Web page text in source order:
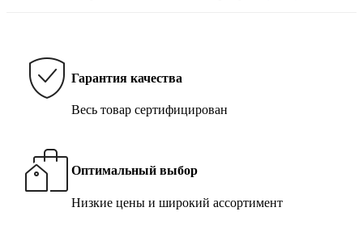
Гарантия качества
Весь товар сертифицирован
Оптимальный выбор
Низкие цены и широкий ассортимент